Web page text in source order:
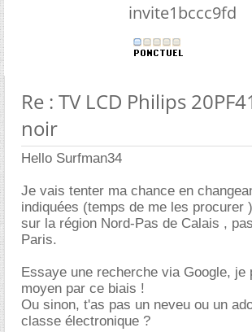
invite1bccc9fd
Re : TV LCD Philips
noir
Hello Surfman34
Je vais tenter ma chance en
indiquées (temps de me les procurer
sur la région Nord-Pas de Calais ,
Paris.
Essaye une recherche via Google, je
moyen par ce biais !
Ou sinon, t'as pas un neveu ou un
classe électronique ?